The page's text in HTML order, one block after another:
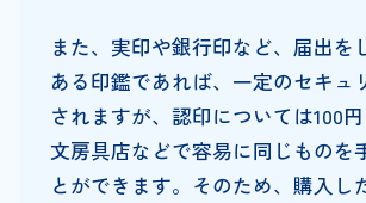
また、実印や銀行印など、届出を
ある印鑑であれば、一定のセキュ
されますが、認印については100
文房具店などで容易に同じものを
とができます。そのため、購入し